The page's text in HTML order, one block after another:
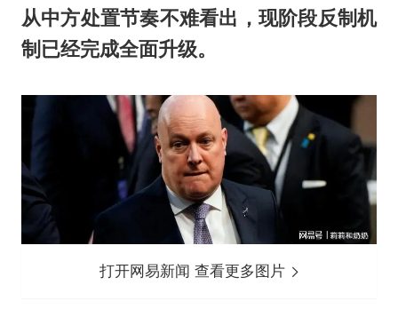
从中方处置节奏不难看出，现阶段反制机
制已经完成全面升级。
打开网易新闻 查看更多图片